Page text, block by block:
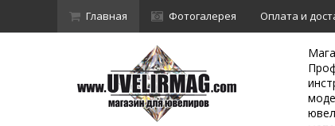
Главная Фотогалерея Оплата и